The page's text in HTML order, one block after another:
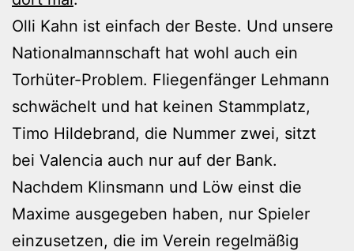
Olli Kahn ist einfach der Beste. Und unsere
Nationalmannschaft hat wohl auch ein
Torhüter-Problem. Fliegenfänger Lehmann
schwächelt und hat keinen Stammplatz,
Timo Hildebrand, die Nummer zwei, sitzt
bei Valencia auch nur auf der Bank.
Nachdem Klinsmann und Löw einst die
Maxime ausgegeben haben, nur Spieler
einzusetzen, die im Verein regelmäßig